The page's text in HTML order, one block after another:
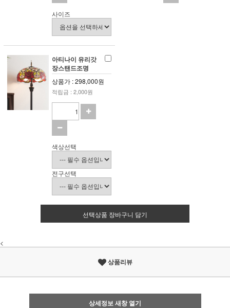
사이즈
아티나이 유리갓
장스탠드조명
상품가 : 298,000원
적립금 : 2,000원
색상선택
전구선택
선택상품 장바구니 담기
<
상품리뷰
상세정보 새창 열기